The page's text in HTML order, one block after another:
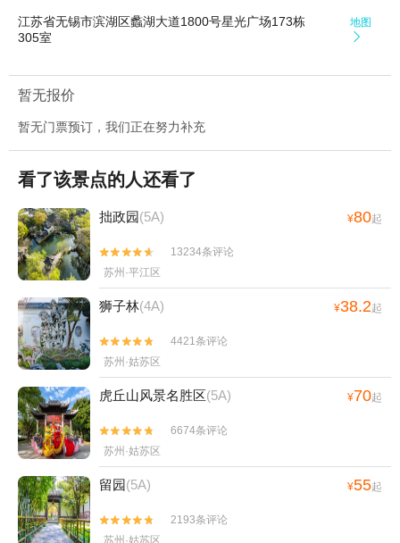
江苏省无锡市滨湖区蠡湖大道1800号星光广场173栋
305室
地图

暂无报价
暂无门票预订，我们正在努力补充
看了该景点的人还看了
拙政园(5A) ¥80起


13234条评论
苏州·平江区
狮子林(4A) ¥38.2起


4421条评论
苏州·姑苏区
虎丘山风景名胜区(5A) ¥70起


6674条评论
苏州·姑苏区
留园(5A) ¥55起


2193条评论